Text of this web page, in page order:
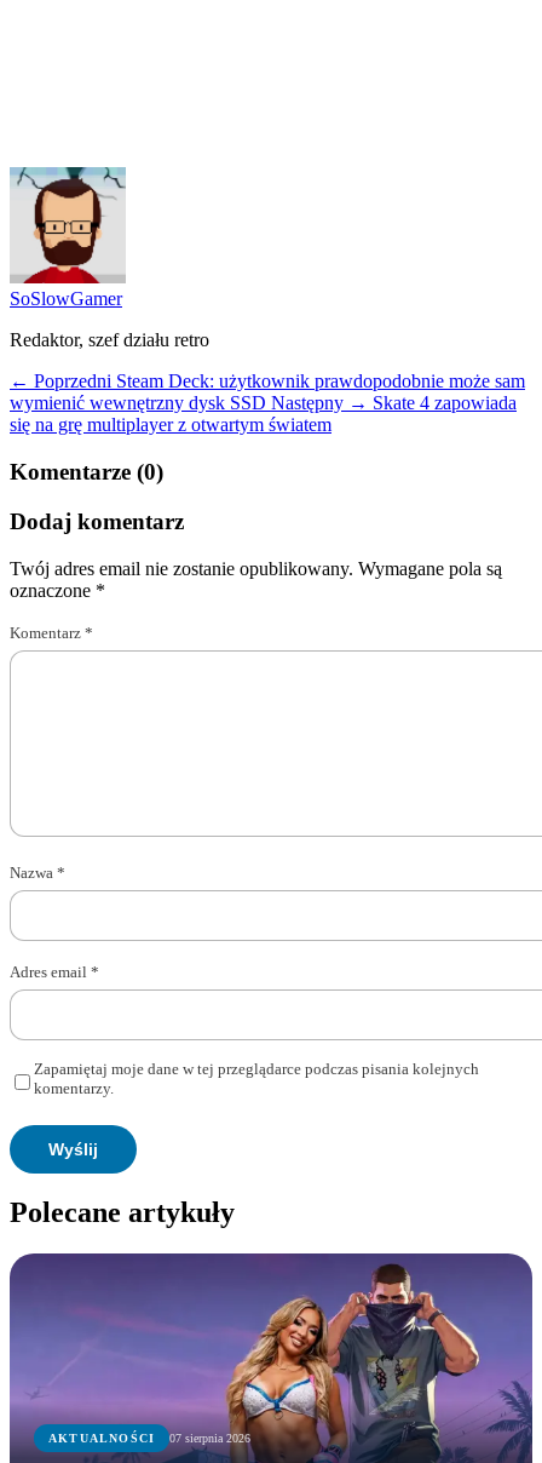
SoSlowGamer
Redaktor, szef działu retro
← Poprzedni Steam Deck: użytkownik prawdopodobnie może sam
wymienić wewnętrzny dysk SSD Następny → Skate 4 zapowiada
się na grę multiplayer z otwartym światem
Komentarze (0)
Dodaj komentarz
Twój adres email nie zostanie opublikowany. Wymagane pola są
oznaczone *
Komentarz *
Nazwa *
Adres email *
Zapamiętaj moje dane w tej przeglądarce podczas pisania kolejnych
komentarzy.
Polecane artykuły
AKTUALNOŚCI 07 sierpnia 2026